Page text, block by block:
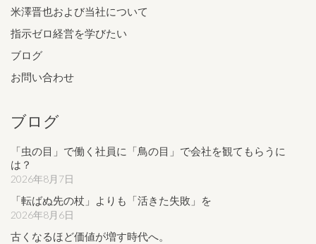
米澤晋也および当社について
指示ゼロ経営を学びたい
ブログ
お問い合わせ
ブログ
「虫の目」で働く社員に「鳥の目」で会社を観てもらうに
は？
2026年8月7日
「転ばぬ先の杖」よりも「活きた失敗」を
2026年8月6日
古くなるほど価値が増す時代へ。